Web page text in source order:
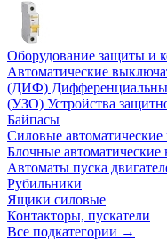
Оборудование защиты и
Автоматические
(ДИФ)
(УЗО) Устройства
Байпасы
Силовые
Блочные
Автоматы пуска
Рубильники
Ящики силовые
Контакторы, пускатели
Все подкатегории →